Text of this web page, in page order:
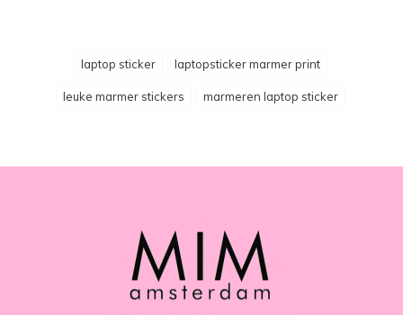
laptop sticker laptopsticker marmer print
leuke marmer stickers marmeren laptop sticker